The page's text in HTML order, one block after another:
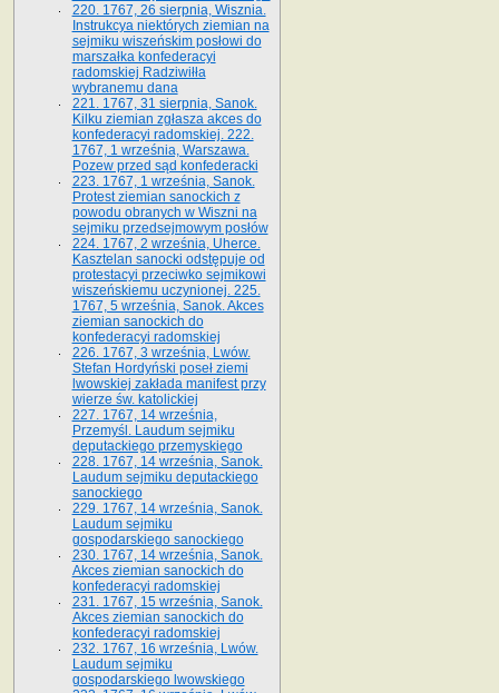
220. 1767, 26 sierpnia, Wisznia.
Instrukcya niektórych ziemian na
sejmiku wiszeńskim posłowi do
marszałka konfe­deracyi
radomskiej Radziwiłła
wybranemu dana
221. 1767, 31 sierpnia, Sanok.
Kilku ziemian zgłasza akces do
konfederacyi radomskiej. 222.
1767, 1 września, Warszawa.
Pozew przed sąd konfederacki
223. 1767, 1 września, Sanok.
Protest ziemian sanockich z
powodu obranych w Wiszni na
sejmiku przedsejmo­wym posłów
224. 1767, 2 września, Uherce.
Kasztelan sanocki odstępuje od
protestacyi przeciwko sejmikowi
wiszeńskiemu uczynionej. 225.
1767, 5 września, Sanok. Akces
ziemian sanockich do
konfederacyi radomskiej
226. 1767, 3 września, Lwów.
Stefan Hordyński poseł ziemi
lwowskiej zakłada manifest przy
wierze św. ka­tolickiej
227. 1767, 14 września,
Przemyśl. Laudum sejmiku
deputackiego przemyskiego
228. 1767, 14 września, Sanok.
Laudum sejmiku deputackiego
sanockiego
229. 1767, 14 września, Sanok.
Laudum sejmiku
gospodarskiego sanockiego
230. 1767, 14 września, Sanok.
Akces ziemian sanockich do
konfederacyi radomskiej
231. 1767, 15 września, Sanok.
Akces ziemian sanockich do
konfederacyi radomskiej
232. 1767, 16 września, Lwów.
Laudum sejmiku
gospodarskiego lwowskiego